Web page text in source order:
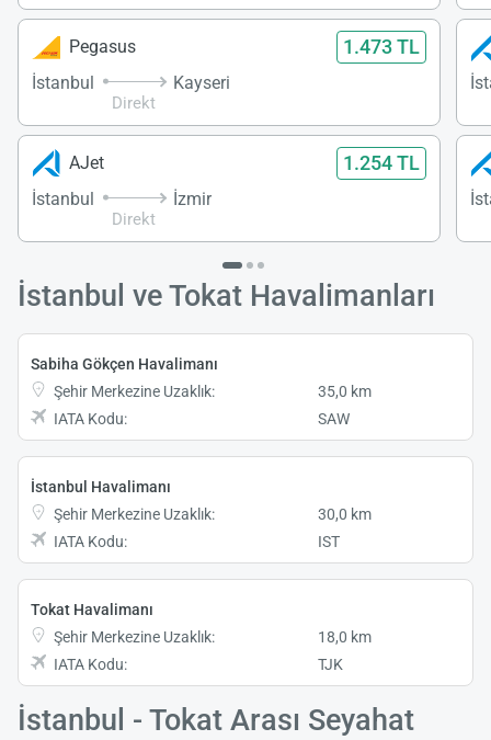
Pegasus 1.473 TL
İstanbul
Direkt
Kayseri
AJet 1.254 TL
İstanbul
Direkt
İzmir
İstanbul ve Tokat Havalimanları
Sabiha Gökçen Havalimanı
Şehir Merkezine Uzaklık:
35,0 km
IATA Kodu:
SAW
İstanbul Havalimanı
Şehir Merkezine Uzaklık:
30,0 km
IATA Kodu:
IST
Tokat Havalimanı
Şehir Merkezine Uzaklık:
18,0 km
IATA Kodu:
TJK
İstanbul - Tokat Arası Seyahat